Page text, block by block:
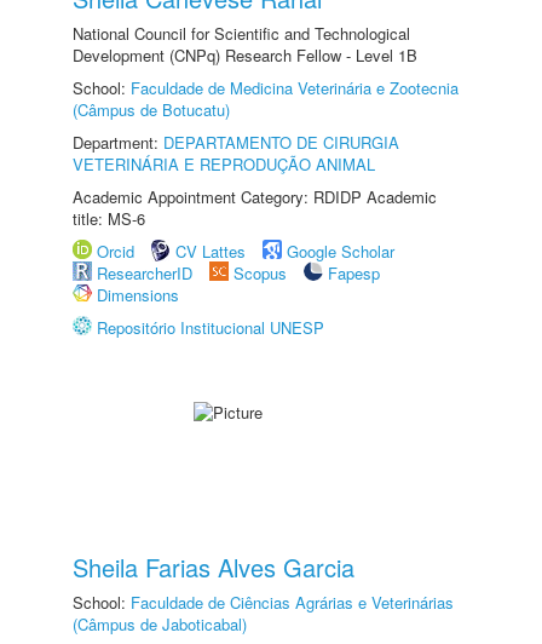
National Council for Scientific and Technological
Development (CNPq) Research Fellow - Level 1B
School: Faculdade de Medicina Veterinária e Zootecnia
(Câmpus de Botucatu)
Department: DEPARTAMENTO DE CIRURGIA
VETERINÁRIA E REPRODUÇÃO ANIMAL
Academic Appointment Category: RDIDP Academic
title: MS-6
Orcid
CV Lattes
Google Scholar
ResearcherID
Scopus
Fapesp
Dimensions
Repositório Institucional UNESP
Sheila Farias Alves Garcia
School: Faculdade de Ciências Agrárias e Veterinárias
(Câmpus de Jaboticabal)